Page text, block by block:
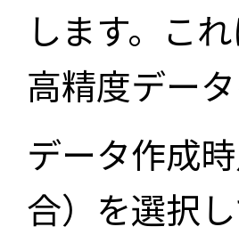
します。こ
高精度デー
データ作成
合）を選択